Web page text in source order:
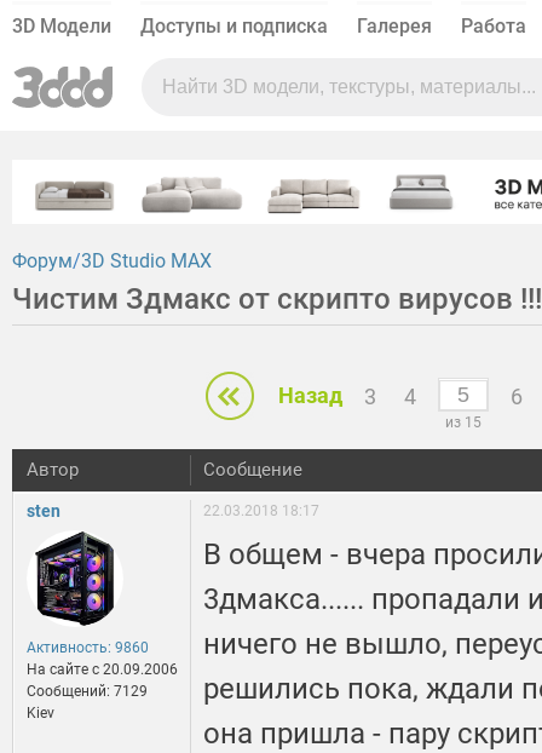
3D Модели Доступы и подписка Галерея Работа
Форум 3D Studio MAX
Чистим Здмакс от скрипто вирусов !!!
Назад 3 4
из 15
6
Автор Сообщение
sten
Активность: 9860
На сайте c 20.09.2006
Сообщений: 7129
Kiev
22.03.2018 18:17
В общем - вчера
3дмакса...... пропадали
ничего не вышло,
решились пока, ждали
она пришла - пару